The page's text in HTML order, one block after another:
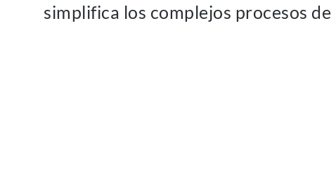
simplifica los complejos procesos